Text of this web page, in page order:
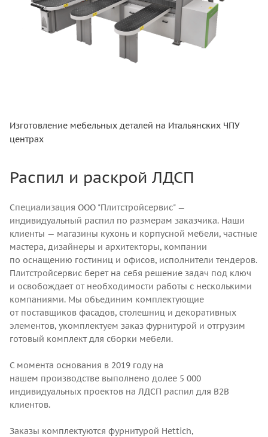
Изготовление мебельных деталей на Итальянских ЧПУ
центрах
Распил и раскрой ЛДСП
Специализация ООО "Плитстройсервис" —
индивидуальный распил по размерам заказчика. Наши
клиенты — магазины кухонь и корпусной мебели, частные
мастера, дизайнеры и архитекторы, компании
по оснащению гостиниц и офисов, исполнители тендеров.
Плитстройсервис берет на себя решение задач под ключ
и освобождает от необходимости работы с несколькими
компаниями. Мы объединим комплектующие
от поставщиков фасадов, столешниц и декоративных
элементов, укомплектуем заказ фурнитурой и отгрузим
готовый комплект для сборки мебели.
С момента основания в 2019 году на
нашем производстве выполнено долее 5 000
индивидуальных проектов на ЛДСП распил для B2B
клиентов.
Заказы комплектуются фурнитурой Hettich,